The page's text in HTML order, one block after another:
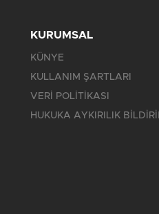
KURUMSAL
KÜNYE
KULLANIM ŞARTLARI
VERİ POLİTİKASI
HUKUKA AYKIRILIK